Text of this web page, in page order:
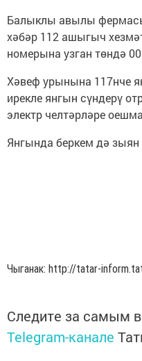
Балыклы авылы
хәбәр 112 ашыгыч
номерына узган төндә
Хәвеф урынына 117нче
ирекле янгын сүндерү
электр челтәрләре
Янгында беркем дә зыян
Чыганак: http://tatar-
Следите за самым
Telegram-канале